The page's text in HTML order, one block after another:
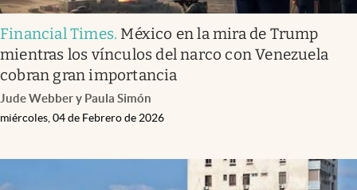
Financial Times. México en la mira de Trump
mientras los vínculos del narco con Venezuela
cobran gran importancia
Jude Webber y Paula Simón
miércoles, 04 de Febrero de 2026